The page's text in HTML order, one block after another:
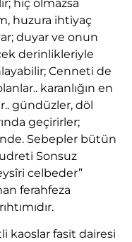
hiç olmazsa
huzura ihtiyaç
duyar ve onun
derinlikleriyle
Cenneti de
karanlığın en
gündüzler, döl
geçirirler;
Sebepler bütün
Sonsuz
celbeder”
ferahfeza
kaoslar fasit dairesi